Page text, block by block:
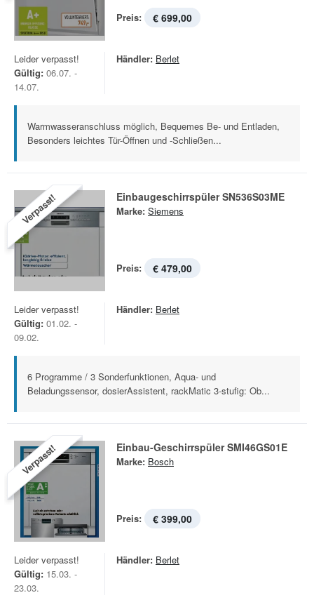
Preis: € 699,00
Leider verpasst!
Gültig: 06.07. -
14.07.
Händler: Berlet
Warmwasseranschluss möglich, Bequemes Be- und Entladen,
Besonders leichtes Tür-Öffnen und -Schließen...
Verpasst! Einbaugeschirrspüler SN536S03ME
Marke: Siemens
Preis: € 479,00
Leider verpasst!
Gültig: 01.02. -
09.02.
Händler: Berlet
6 Programme / 3 Sonderfunktionen, Aqua- und
Beladungssensor, dosierAssistent, rackMatic 3-stufig: Ob...
Verpasst! Einbau-Geschirrspüler SMI46GS01E
Marke: Bosch
Preis: € 399,00
Leider verpasst!
Gültig: 15.03. -
23.03.
Händler: Berlet